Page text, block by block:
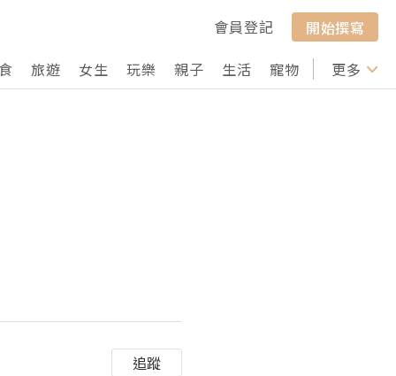
會員登記
開始撰寫
旅遊 女生 玩樂 親子 生活 寵物 行山 打卡
更多
追蹤